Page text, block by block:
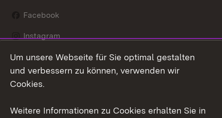
Facebook
Instagram
LinkedIn
Um unsere Webseite für Sie optimal gestalten
und verbessern zu können, verwenden wir
Cookies.
Weitere Informationen zu Cookies erhalten Sie in